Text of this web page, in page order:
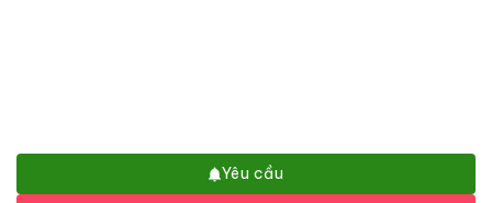
Yêu cầu